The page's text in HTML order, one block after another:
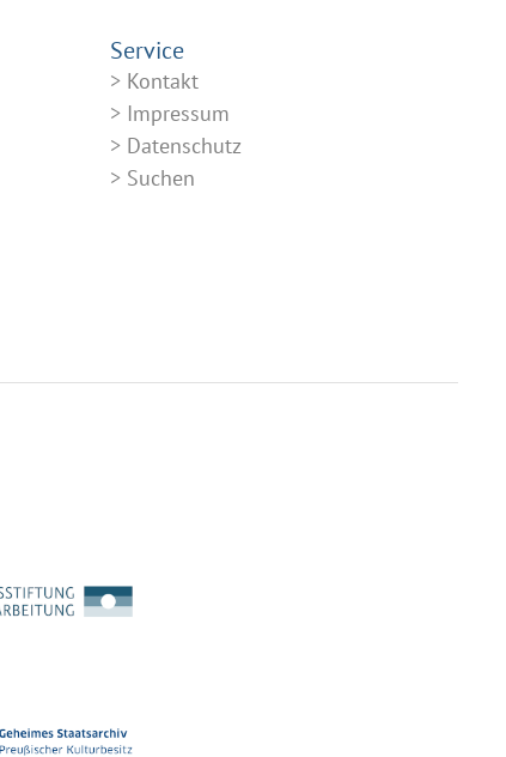
Service
Kontakt
Impressum
Datenschutz
Suchen